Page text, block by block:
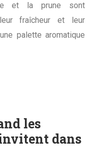
et la prune sont
fraîcheur et leur
palette aromatique
les
dans